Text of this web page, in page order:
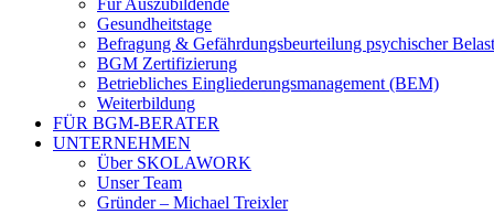
Für Auszubildende
Gesundheitstage
Befragung & Gefährdungsbeurteilung psychischer
BGM Zertifizierung
Betriebliches Eingliederungsmanagement (BEM)
Weiterbildung
FÜR BGM-BERATER
UNTERNEHMEN
Über SKOLAWORK
Unser Team
Gründer – Michael Treixler